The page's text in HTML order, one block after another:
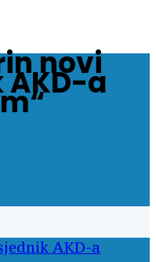
novi
a